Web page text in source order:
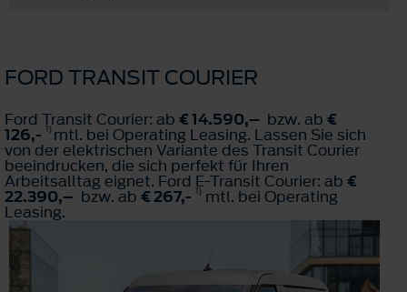
FORD TRANSIT COURIER
Ford Transit Courier: ab € 14.590,– bzw. ab €
126,- 1)mtl. bei Operating Leasing. Lassen Sie sich
von der elektrischen Variante des Transit Courier
beeindrucken, die sich perfekt für Ihren
Arbeitsalltag eignet. Ford E-Transit Courier: ab €
22.390,– bzw. ab € 267,- 1) mtl. bei Operating
Leasing.